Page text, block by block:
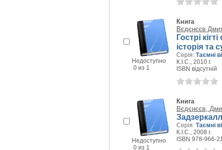
Недоступно
0 из 1
Книга
Вєдєнєєв
Гострі
історія та
Серія: Таємні
К.І.С., 2010 г.
ISBN відсутній
Недоступно
0 из 1
Книга
Вєдєнєєв,
Серія: Таємні
К.І.С., 2008 г.
ISBN 978-966-